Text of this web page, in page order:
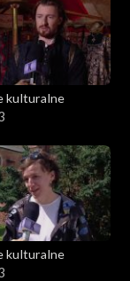
kulturalne
kulturalne